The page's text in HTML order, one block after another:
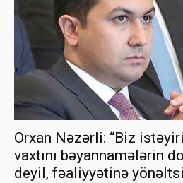
Orxan Nəzərli: “Biz
vaxtını bəyannamələrin
deyil, fəaliyyətinə